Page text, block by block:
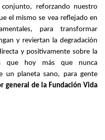
reforzando nuestro
el mismo se vea reflejado en
para transformar
y reviertan la degradación
y positivamente sobre la
que hoy más que nunca
un planeta sano, para gente
general de la Fundación Vida